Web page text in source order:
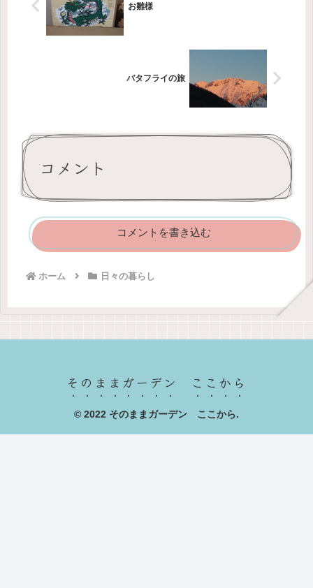
お雛様
バタフライの旅
コメント
コメントを書き込む
ホーム 日々の暮らし
そのままガーデン ここから
© 2022 そのままガーデン ここから.